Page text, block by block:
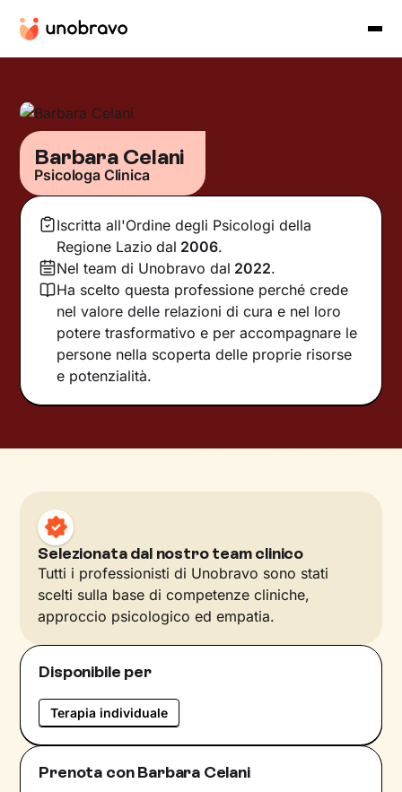
Barbara Celani
Psicologa Clinica
Iscritta all'Ordine degli Psicologi della
Regione Lazio dal 2006.
Nel team di Unobravo dal 2022.
Ha scelto questa professione perché crede
nel valore delle relazioni di cura e nel loro
potere trasformativo e per accompagnare le
persone nella scoperta delle proprie risorse
e potenzialità.
Selezionata dal nostro team clinico
Tutti i professionisti di Unobravo sono stati
scelti sulla base di competenze cliniche,
approccio psicologico ed empatia.
Disponibile per
Terapia individuale
Prenota con Barbara Celani